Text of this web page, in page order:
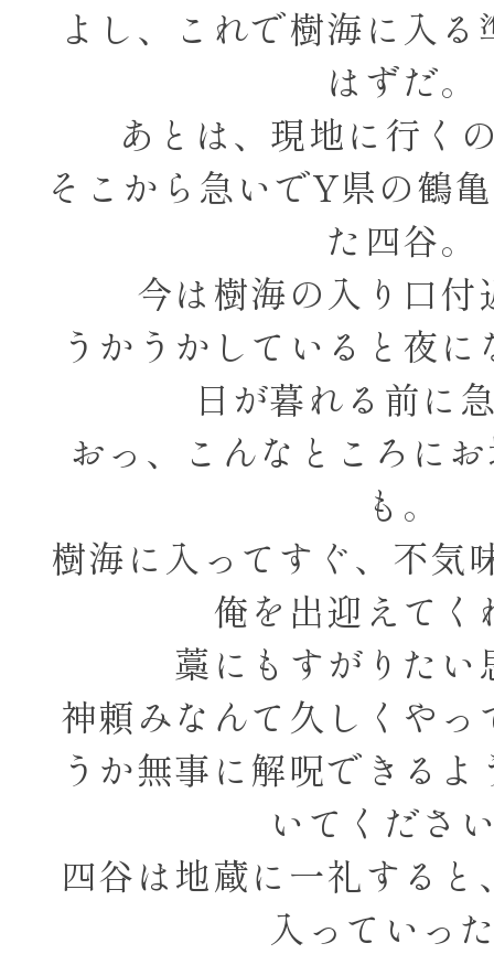
よし、これで樹海に入
はずだ。
あとは、現地に行
そこから急いでY県の鶴
た四谷。
今は樹海の入り口付
うかうかしていると夜
日が暮れる前に
おっ、こんなところに
も。
樹海に入ってすぐ、不気
俺を出迎えてく
藁にもすがりたい
神頼みなんて久しくや
うか無事に解呪できる
いてくださ
四谷は地蔵に一礼する
入っていっ